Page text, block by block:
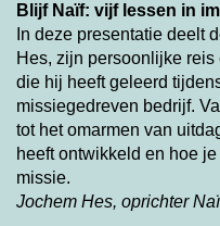
Blijf Naïf: vijf lessen in
In deze presentatie deelt
Hes, zijn persoonlijke
die hij heeft geleerd
missiegedreven bedrijf.
tot het omarmen van
heeft ontwikkeld en hoe
missie.
Jochem Hes, oprichter